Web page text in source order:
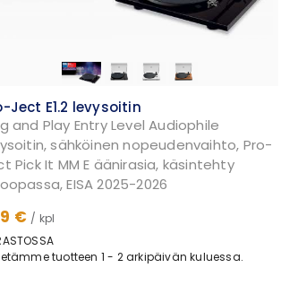
Ject E1.2 levysoitin
and Play Entry Level Audiophile
sähköinen nopeudenvaihto, Pro-
Pick It MM E äänirasia, käsintehty
EISA 2025-2026
€ / kpl
tuotteen 1 - 2 arkipäivän kuluessa.